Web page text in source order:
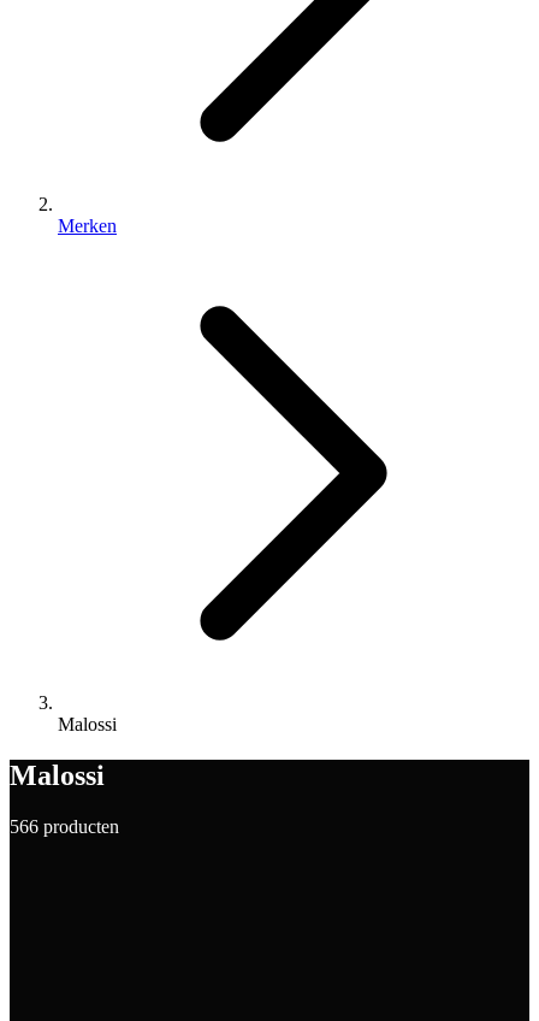
Merken
Malossi
Malossi
566 producten